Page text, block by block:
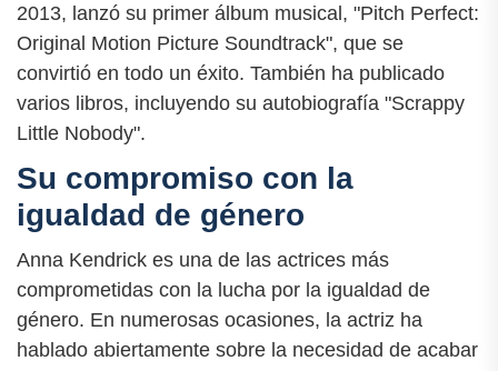
2013, lanzó su primer álbum musical, "Pitch Perfect:
Original Motion Picture Soundtrack", que se
convirtió en todo un éxito. También ha publicado
varios libros, incluyendo su autobiografía "Scrappy
Little Nobody".
Su compromiso con la
igualdad de género
Anna Kendrick es una de las actrices más
comprometidas con la lucha por la igualdad de
género. En numerosas ocasiones, la actriz ha
hablado abiertamente sobre la necesidad de acabar